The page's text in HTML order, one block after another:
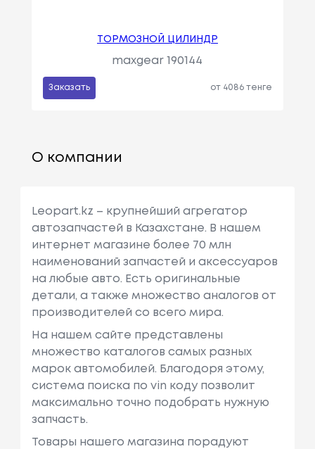
ТОРМОЗНОЙ ЦИЛИНДР
maxgear 190144
Заказать от 4086 тенге
О компании
Leopart.kz – крупнейший агрегатор
автозапчастей в Казахстане. В нашем
интернет магазине более 70 млн
наименований запчастей и аксессуаров
на любые авто. Есть оригинальные
детали, а также множество аналогов от
производителей со всего мира.
На нашем сайте представлены
множество каталогов самых разных
марок автомобилей. Благодоря этому,
система поиска по vin коду позволит
максимально точно подобрать нужную
запчасть.
Товары нашего магазина порадуют